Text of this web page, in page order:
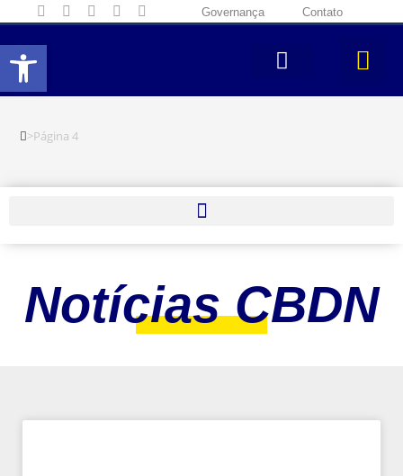
Abrir a barra de ferramentas
Governança Contato
>Página 4
Notícias CBDN